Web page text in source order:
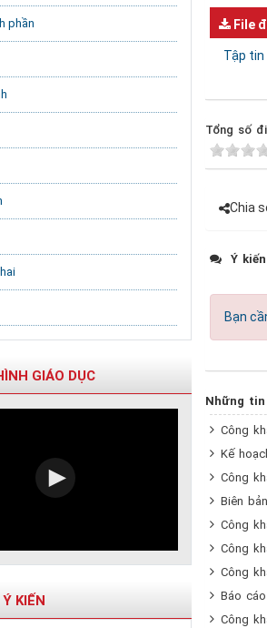
File
Tập tin
Tổng số
Chia
Ý
Bạn
Những
Công
Kế
Công
Biên
Công
Công
Công
Báo
Công
phần
GIÁO DỤC
KIẾN